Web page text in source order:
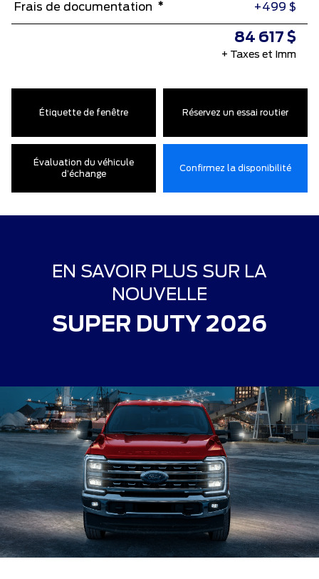
Frais de documentation * +499 $
84 617 $
+ Taxes et Imm
Étiquette de fenêtre Réservez un essai routier
Évaluation du véhicule
d’échange
Confirmez la disponibilité
EN SAVOIR PLUS SUR LA
NOUVELLE
SUPER DUTY 2026